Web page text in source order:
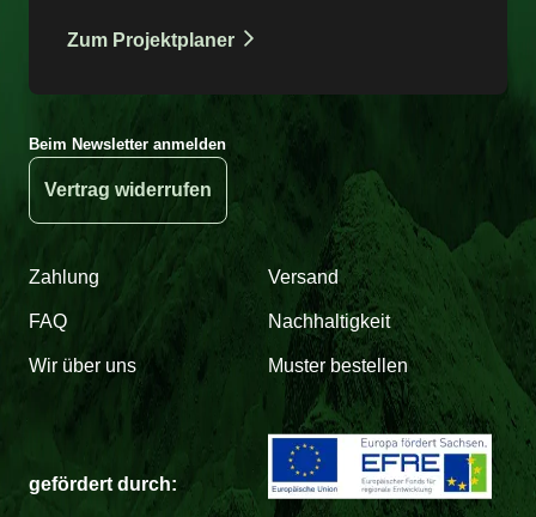
Zum Projektplaner
Beim Newsletter anmelden
Vertrag widerrufen
Zahlung Versand
FAQ Nachhaltigkeit
Wir über uns Muster bestellen
gefördert durch: